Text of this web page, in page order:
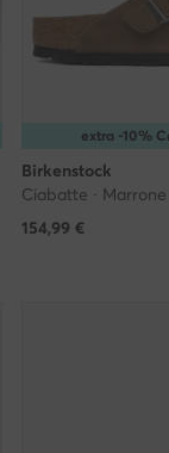
extra -10%
Birkenstock
Ciabatte · Marrone
154,99 €